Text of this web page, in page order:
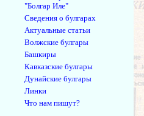
"Болгар Иле"
Сведения о булгарах
Актуальные статьи
Волжские булгары
Башкиры
Кавказские булгары
Дунайские булгары
Линки
Что нам пишут?